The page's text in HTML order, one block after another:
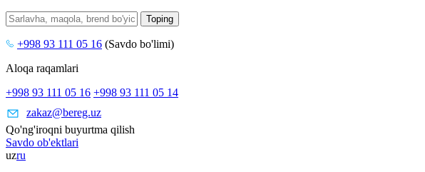
+998 93 111 05 16 (Savdo bo'limi)
Aloqa raqamlari
+998 93 111 05 16 +998 93 111 05 14
zakaz@bereg.uz
Qo'ng'iroqni buyurtma qilish
Savdo ob'ektlari
uzru